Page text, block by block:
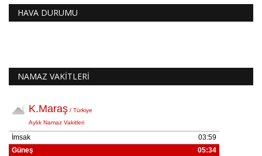
HAVA DURUMU
NAMAZ VAKİTLERİ